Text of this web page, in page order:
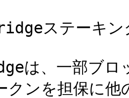
ステーキン
は、一部ブロ
クンを担保に